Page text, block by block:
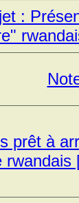
:
prêt à
rwandais